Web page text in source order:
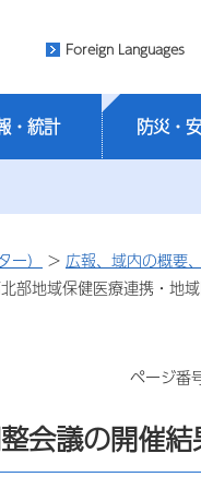
Foreign Languages
・統計 防災・
） > 広報、域内の概要
部地域保健医療連携・地
ページ番
会議の開催結